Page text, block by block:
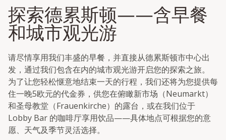
探索德累斯顿——含早餐
和城市观光游
请尽情享用我们丰盛的早餐，并直接从德累斯顿市中心出
发，通过我们包含在内的城市观光游开启您的探索之旅。
为了让您轻松惬意地结束一天的行程，我们还将为您提供每
住一晚5欧元的代金券，供您在俯瞰新市场（Neumarkt）
和圣母教堂（Frauenkirche）的露台，或在我们位于
Lobby Bar 的咖啡厅享用饮品——具体地点可根据您的意
愿、天气及季节灵活选择。